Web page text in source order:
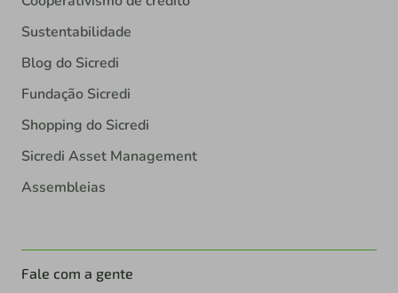
Sustentabilidade
Blog do Sicredi
Fundação Sicredi
Shopping do Sicredi
Sicredi Asset Management
Assembleias
Fale com a gente